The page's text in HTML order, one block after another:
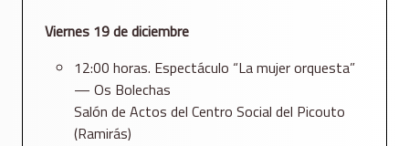
Viernes 19 de diciembre
12:00 horas. Espectáculo “La mujer orquesta”
— Os Bolechas
Salón de Actos del Centro Social del Picouto
(Ramirás)